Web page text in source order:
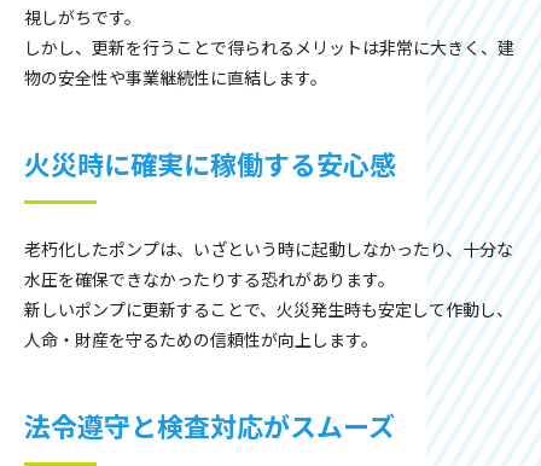
視しがちです。
しかし、更新を行うことで得られるメリットは非常に大きく、建
物の安全性や事業継続性に直結します。
火災時に確実に稼働する安心感
老朽化したポンプは、いざという時に起動しなかったり、十分な
水圧を確保できなかったりする恐れがあります。
新しいポンプに更新することで、火災発生時も安定して作動し、
人命・財産を守るための信頼性が向上します。
法令遵守と検査対応がスムーズ